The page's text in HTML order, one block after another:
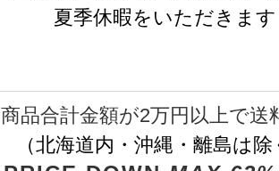
夏季休暇をいただきます
商品合計金額が2万円以上で送
（北海道内・沖縄・離島は